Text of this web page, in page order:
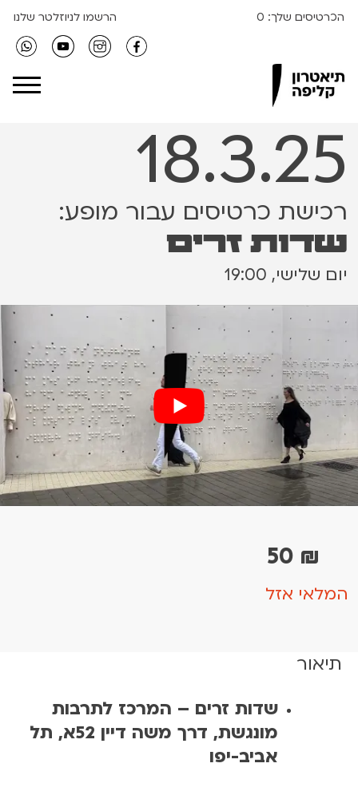
הכרטיסים שלך: 0 הרשמו לניוזלטר שלנו
Clipa Theater
18.3.25
רכישת כרטיסים עבור מופע:
שדות זרים
יום שלישי, 19:00
50 ₪
המלאי אזל
תיאור
שדות זרים – המרכז לתרבות
מונגשת, דרך משה דיין 52א, תל
אביב-יפו